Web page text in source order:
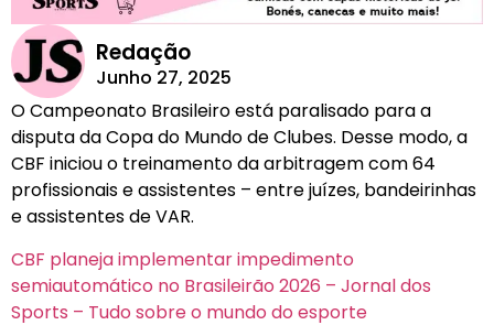
Redação
Junho 27, 2025
O Campeonato Brasileiro está paralisado para a
disputa da Copa do Mundo de Clubes. Desse modo, a
CBF iniciou o treinamento da arbitragem com 64
profissionais e assistentes – entre juízes, bandeirinhas
e assistentes de VAR.
CBF planeja implementar impedimento
semiautomático no Brasileirão 2026 – Jornal dos
Sports – Tudo sobre o mundo do esporte